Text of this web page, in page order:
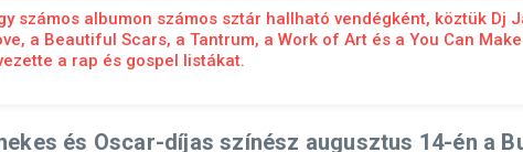
számos albumon számos sztár hallható vendégként, köztük Dj
a Beautiful Scars, a Tantrum, a Work of Art és a You Can
a rap és gospel listákat.
és Oscar-díjas színész augusztus 14-én a